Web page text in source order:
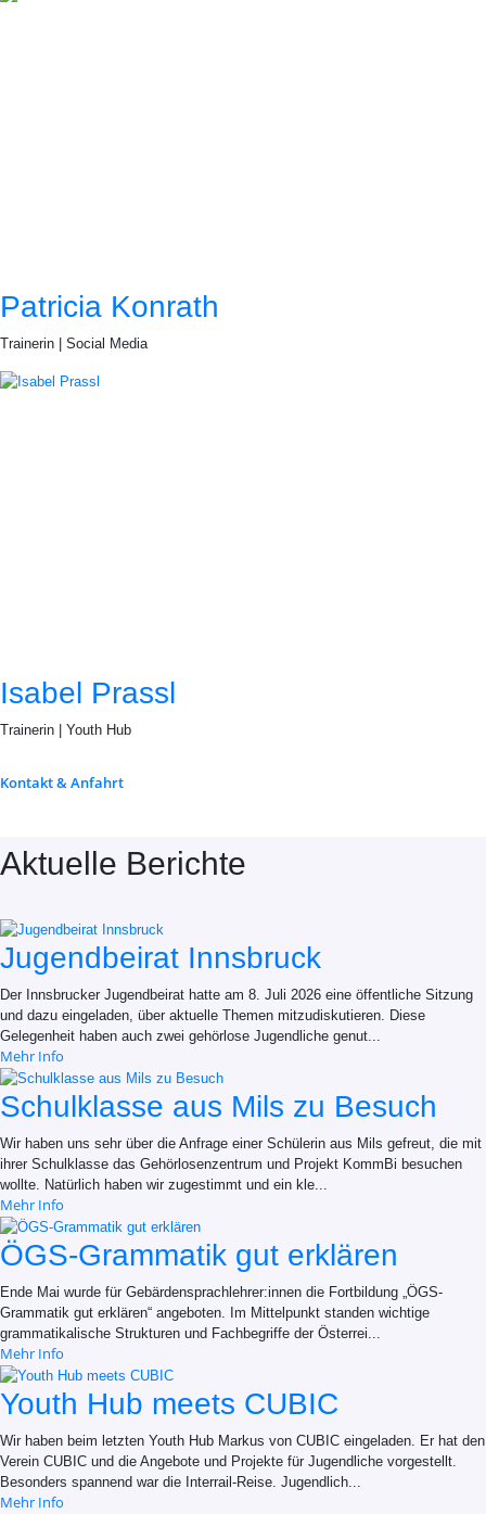
Patricia Konrath
Trainerin | Social Media
Isabel Prassl
Trainerin | Youth Hub
Kontakt & Anfahrt
Aktuelle Berichte
Jugendbeirat Innsbruck
Der Innsbrucker Jugendbeirat hatte am 8. Juli 2026 eine öffentliche Sitzung
und dazu eingeladen, über aktuelle Themen mitzudiskutieren. Diese
Gelegenheit haben auch zwei gehörlose Jugendliche genut...
Mehr Info
Schulklasse aus Mils zu Besuch
Wir haben uns sehr über die Anfrage einer Schülerin aus Mils gefreut, die mit
ihrer Schulklasse das Gehörlosenzentrum und Projekt KommBi besuchen
wollte. Natürlich haben wir zugestimmt und ein kle...
Mehr Info
ÖGS-Grammatik gut erklären
Ende Mai wurde für Gebärdensprachlehrer:innen die Fortbildung „ÖGS-
Grammatik gut erklären“ angeboten. Im Mittelpunkt standen wichtige
grammatikalische Strukturen und Fachbegriffe der Österrei...
Mehr Info
Youth Hub meets CUBIC
Wir haben beim letzten Youth Hub Markus von CUBIC eingeladen. Er hat den
Verein CUBIC und die Angebote und Projekte für Jugendliche vorgestellt.
Besonders spannend war die Interrail-Reise. Jugendlich...
Mehr Info